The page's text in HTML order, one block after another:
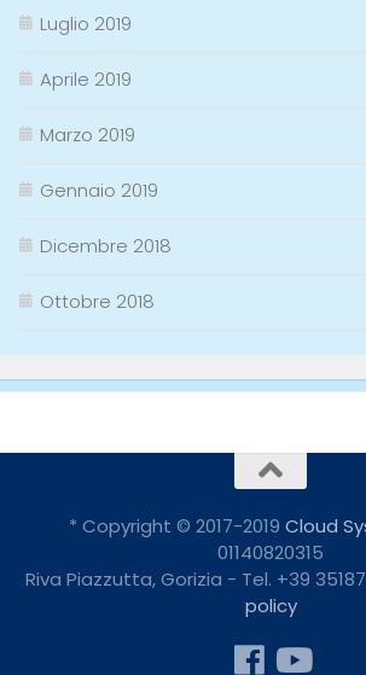
Luglio 2019
Aprile 2019
Marzo 2019
Gennaio 2019
Dicembre 2018
Ottobre 2018
* Copyright © 2017-2019 Cloud
01140820315
Riva Piazzutta, Gorizia - Tel. +39
policy